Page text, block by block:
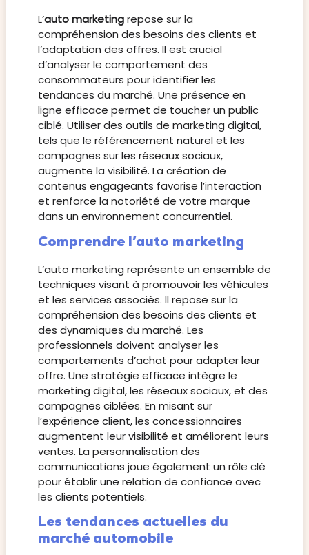
L’auto marketingrepose sur la
compréhension des besoins des clients et
l’adaptation des offres. Il est crucial
d’analyser le comportement des
consommateurs pour identifier les
tendances du marché. Une présence en
ligne efficace permet de toucher un public
ciblé. Utiliser des outils de marketing digital,
tels que le référencement naturel et les
campagnes sur les réseaux sociaux,
augmente la visibilité. La création de
contenus engageants favorise l’interaction
et renforce la notoriété de votre marque
dans un environnement concurrentiel.
Comprendre l’auto marketing
L’auto marketing représente un ensemble de
techniques visant à promouvoir les véhicules
et les services associés. Il repose sur la
compréhension des besoins des clients et
des dynamiques du marché. Les
professionnels doivent analyser les
comportements d’achat pour adapter leur
offre. Une stratégie efficace intègre le
marketing digital, les réseaux sociaux, et des
campagnes ciblées. En misant sur
l’expérience client, les concessionnaires
augmentent leur visibilité et améliorent leurs
ventes. La personnalisation des
communications joue également un rôle clé
pour établir une relation de confiance avec
les clients potentiels.
Les tendances actuelles du
marché automobile